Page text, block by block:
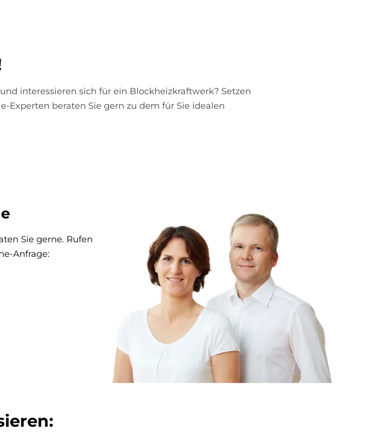
interessieren sich für ein Blockheizkraftwerk? Setzen
Experten beraten Sie gern zu dem für Sie idealen
Sie gerne. Rufen
Anfrage: